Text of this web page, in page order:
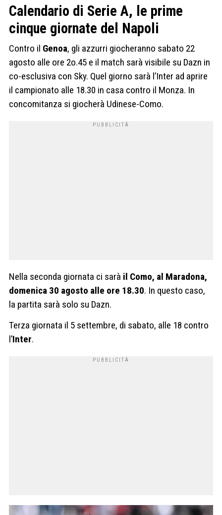
Calendario di Serie A, le prime
cinque giornate del Napoli
Contro il Genoa, gli azzurri giocheranno sabato 22
agosto alle ore 2o.45 e il match sarà visibile su Dazn in
co-esclusiva con Sky. Quel giorno sarà l’Inter ad aprire
il campionato alle 18.30 in casa contro il Monza. In
concomitanza si giocherà Udinese-Como.
Nella seconda giornata ci sarà il Como, al Maradona,
domenica 30 agosto alle ore 18.30. In questo caso,
la partita sarà solo su Dazn.
Terza giornata il 5 settembre, di sabato, alle 18 contro
l’Inter.